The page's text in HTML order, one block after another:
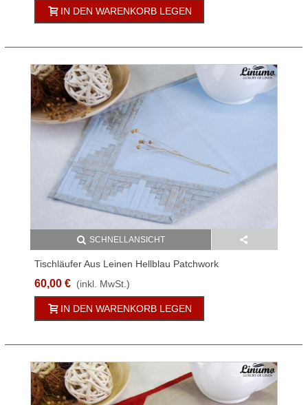
IN DEN WARENKORB LEGEN
SCHNELLANSICHT
Tischläufer Aus Leinen Hellblau Patchwork
Verschiedene Größen
60,00 € (inkl. MwSt.)
IN DEN WARENKORB LEGEN